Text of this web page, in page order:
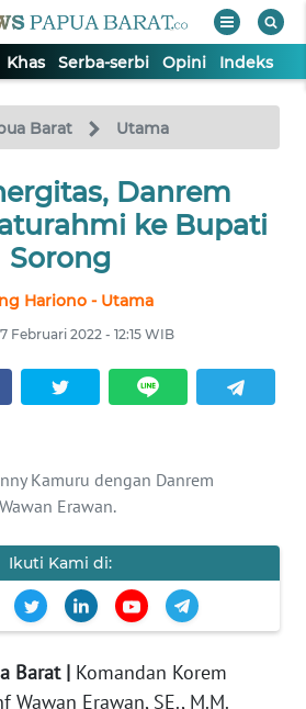
Khas Serba-serbi Opini Indeks
Barat Utama
Danrem
ke Bupati
Sorong
Hariono - Utama
Februari 2022 - 12:15 WIB
Kamuru dengan Danrem
Erawan.
Ikuti Kami di:
Barat | Komandan Korem
Wawan Erawan, SE., M.M.